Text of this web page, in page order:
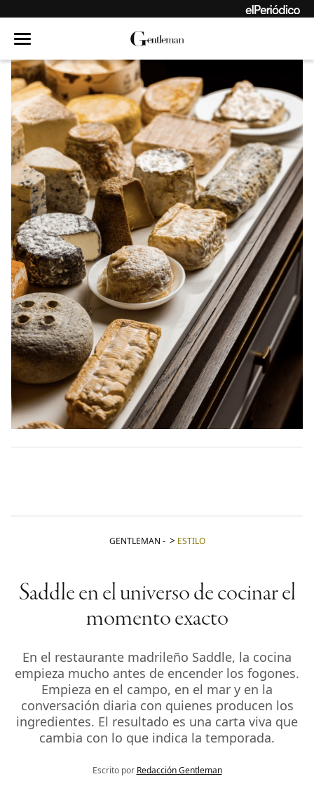
GENTLEMAN - ESTILO
Saddle en el universo de cocinar el
momento exacto
En el restaurante madrileño Saddle, la cocina
empieza mucho antes de encender los fogones.
Empieza en el campo, en el mar y en la
conversación diaria con quienes producen los
ingredientes. El resultado es una carta viva que
cambia con lo que indica la temporada.
Escrito por Redacción Gentleman